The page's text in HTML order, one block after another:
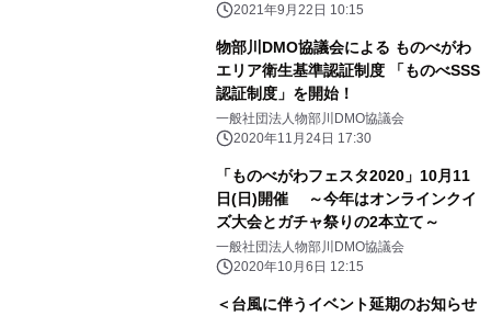
2021年9月22日 10:15
物部川DMO協議会による ものべがわ
エリア衛生基準認証制度 「ものべSSS
認証制度」を開始！
一般社団法人物部川DMO協議会
2020年11月24日 17:30
「ものべがわフェスタ2020」10月11
日(日)開催 ～今年はオンラインクイ
ズ大会とガチャ祭りの2本立て～
一般社団法人物部川DMO協議会
2020年10月6日 12:15
＜台風に伴うイベント延期のお知らせ